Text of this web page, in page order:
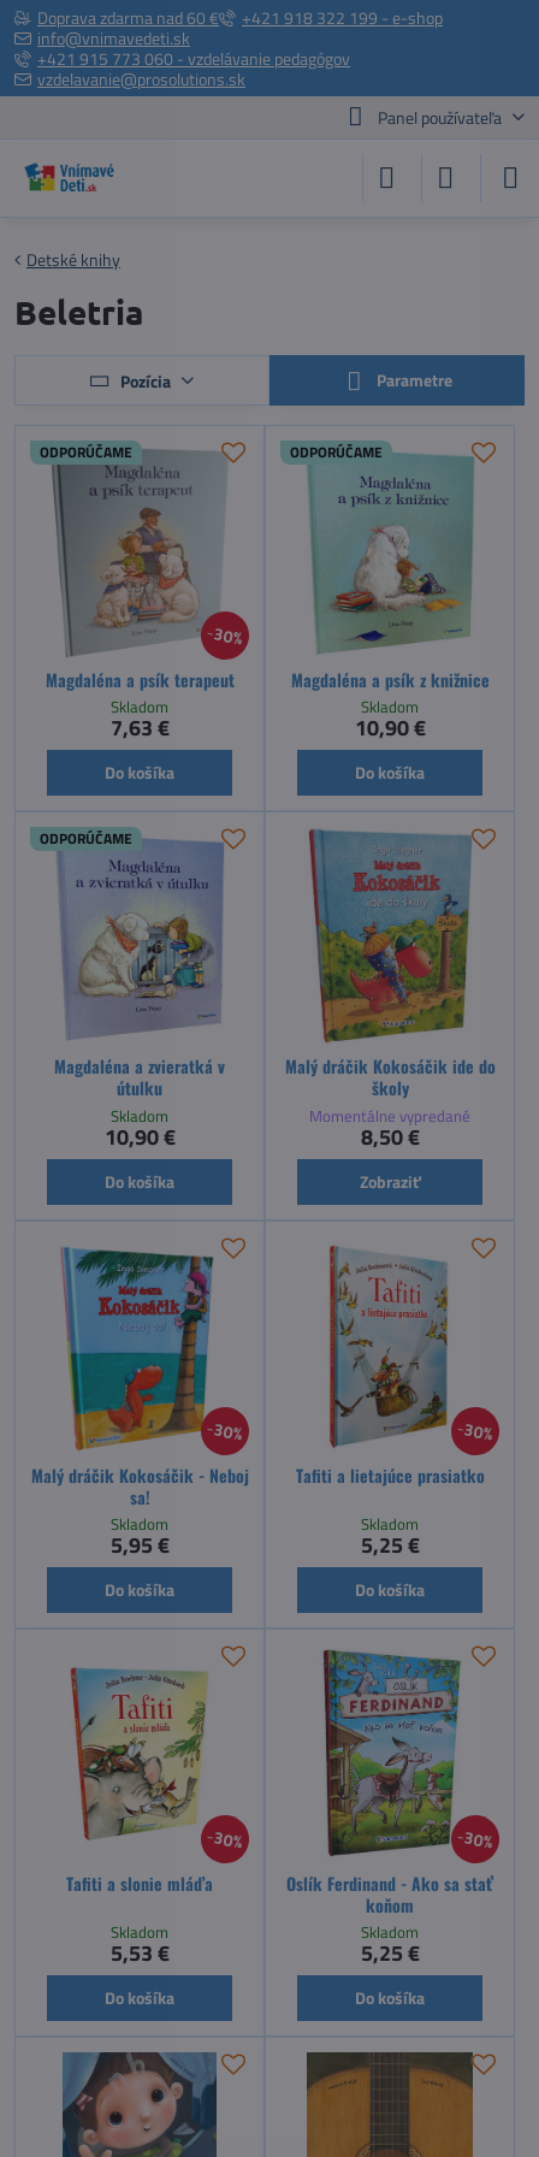
Doprava zdarma nad 60 €
+421 918 322 199 - e-shop
info@vnimavedeti.sk
+421 915 773 060 - vzdelávanie pedagógov
vzdelavanie@prosolutions.sk
Panel používateľa
Detské knihy
Beletria
Pozícia Parametre
30%
ODPORÚČAME
Magdaléna a psík terapeut
Skladom
7,63 €
Do košíka
ODPORÚČAME
Magdaléna a psík z knižnice
Skladom
10,90 €
Do košíka
ODPORÚČAME
Magdaléna a zvieratká v
útulku
Skladom
10,90 €
Do košíka
Malý dráčik Kokosáčik ide do
školy
Momentálne vypredané
8,50 €
Zobraziť
30%
Malý dráčik Kokosáčik - Neboj
sa!
Skladom
5,95 €
Do košíka
30%
Tafiti a lietajúce prasiatko
Skladom
5,25 €
Do košíka
30%
Tafiti a slonie mláďa
Skladom
5,53 €
Do košíka
30%
Oslík Ferdinand - Ako sa stať
koňom
Skladom
5,25 €
Do košíka